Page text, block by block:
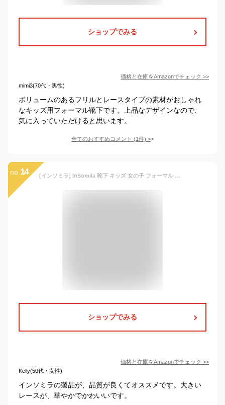
ショップでみる
価格と在庫をAmazonでチェック >>
mimi3(70代・男性)
ボリュームのあるフリルとレースタイプの素材がおしゃれ
なキッズ用フォーマル靴下です。上品なデザインなので、
気に入っていただけると思います。
全てのおすすめコメント (1件) >
no. 14 [インソミラ] InSomila 靴下 キッズ 女の子 フォーマル 子供 レース ソックス 黒 白 通学 スクール 中学生 高校生 フリル リボン 2点セット 女児 (ブラック/ホワイト, 18-21cm)
ショップでみる
価格と在庫をAmazonでチェック >>
Kelly(50代・女性)
インソミラの製品が、品質が良くてオススメです。大きい
レースが、華やかでかわいいです。